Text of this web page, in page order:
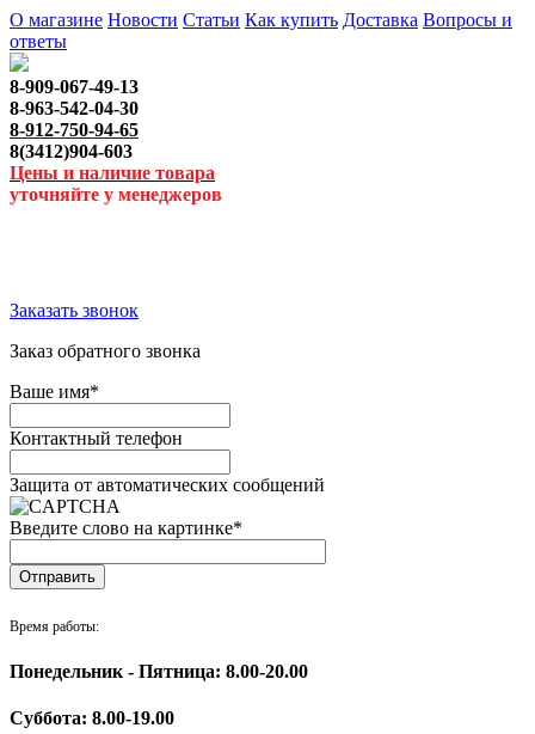
О магазине Новости Статьи Как купить Доставка Вопросы и
ответы
8-909-067-49-13
8-963-542-04-30
8-912-750-94-65
8(3412)904-603
Цены и наличие товара
уточняйте у менеджеров
Заказать звонок
Заказ обратного звонка
Ваше имя*
Контактный телефон
Защита от автоматических сообщений
Введите слово на картинке*
Время работы:
Понедельник - Пятница: 8.00-20.00
Суббота: 8.00-19.00